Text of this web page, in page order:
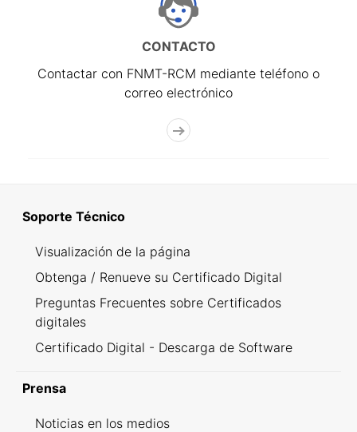
CONTACTO
Contactar con FNMT-RCM mediante teléfono o
correo electrónico
Soporte Técnico
Visualización de la página
Obtenga / Renueve su Certificado Digital
Preguntas Frecuentes sobre Certificados
digitales
Certificado Digital - Descarga de Software
Prensa
Noticias en los medios